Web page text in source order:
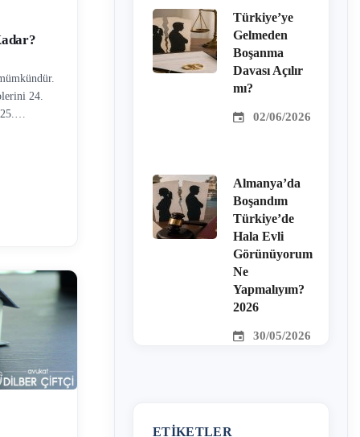
24.
nedenle
Türkiye’ye
Gelmeden
Boşanma
Davası Açılır
mı?
02/06/2026
Almanya’da
Boşandım
Türkiye’de
Hala Evli
Görünüyorum
Ne
Yapmalıyım?
2026
30/05/2026
ETIKETLER